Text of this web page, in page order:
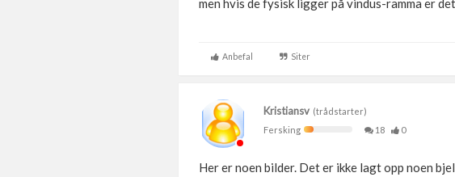
men hvis de fysisk ligger på vindus-ramma er
Anbefal Siter
Kristiansv (trådstarter)
Fersking
18 0
Her er noen bilder. Det er ikke lagt opp noen